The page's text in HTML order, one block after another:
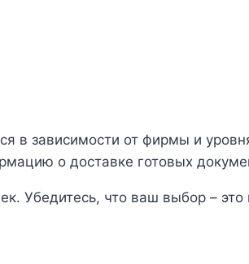
в зависимости от фирмы и
о доставке готовых
Убедитесь, что ваш выбор –